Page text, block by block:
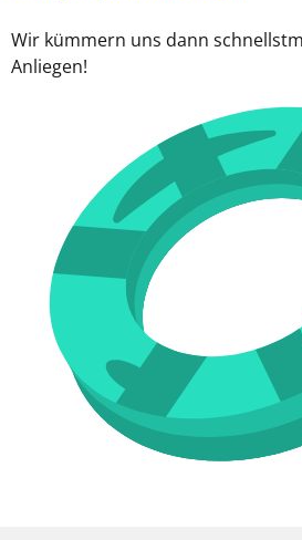
Wir kümmern uns dann
Anliegen!